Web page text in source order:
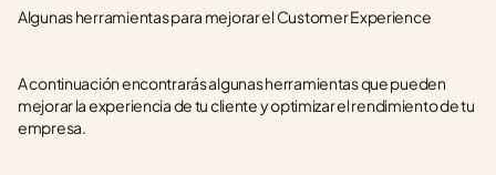
Algunas herramientas para mejorar el Customer Experience
A continuación encontrarás algunas herramientas que pueden
mejorar la experiencia de tu cliente y optimizar el rendimiento de tu
empresa.